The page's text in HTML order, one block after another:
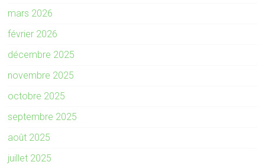
mars 2026
février 2026
décembre 2025
novembre 2025
octobre 2025
septembre 2025
août 2025
juillet 2025